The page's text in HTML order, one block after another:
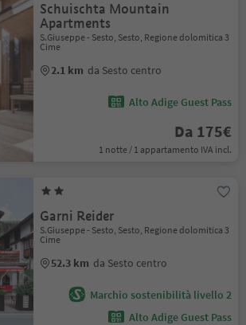
Schuischta Mountain
Apartments
S.Giuseppe - Sesto, Sesto, Regione dolomitica 3
Cime
2.1 km da Sesto centro
Alto Adige Guest Pass
Da 175€
1 notte / 1 appartamento IVA incl.
Garni Reider
S.Giuseppe - Sesto, Sesto, Regione dolomitica 3
Cime
52.3 km da Sesto centro
Marchio sostenibilità livello 2
Alto Adige Guest Pass